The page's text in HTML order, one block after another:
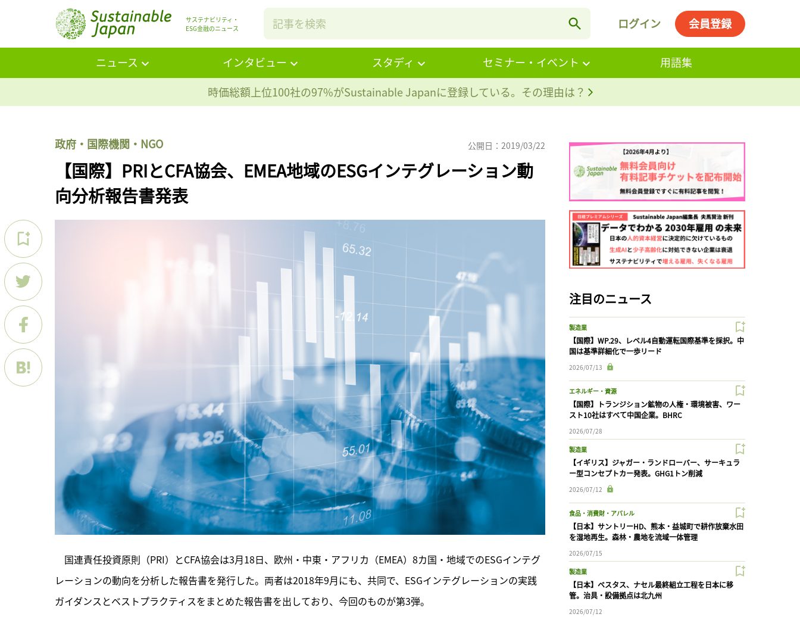
サステナビリティ・
ESG金融のニュース
ログイン 会員登録
ニュース インタビュー スタディ セミナー・イベント
用語集
時価総額上位100社の97%がSustainable Japanに登録している。その理由は？
政府・国際機関・NGO 公開日：2019/03/22
【国際】PRIとCFA協会、EMEA地域のESGインテグレーション動
向分析報告書発表
国連責任投資原則（PRI）とCFA協会は3月18日、欧州・中東・アフリカ（EMEA）8カ国・地域でのESGインテグ
レーションの動向を分析した報告書を発行した。両者は2018年9月にも、共同で、ESGインテグレーションの実践
ガイダンスとベストプラクティスをまとめた報告書を出しており、今回のものが第3弾。
注目のニュース
製造業
【国際】WP.29、レベル4自動運転国際基準を採択。中
国は基準詳細化で一歩リード
2026/07/13
エネルギー・資源
【国際】トランジション鉱物の人権・環境被害、ワー
スト10社はすべて中国企業。BHRC
2026/07/28
製造業
【イギリス】ジャガー・ランドローバー、サーキュラ
ー型コンセプトカー発表。GHG1トン削減
2026/07/12
食品・消費財・アパレル
【日本】サントリーHD、熊本・益城町で耕作放棄水田
を湿地再生。森林・農地を流域一体管理
2026/07/15
製造業
【日本】ベスタス、ナセル最終組立工程を日本に移
管。治具・設備拠点は北九州
2026/07/12